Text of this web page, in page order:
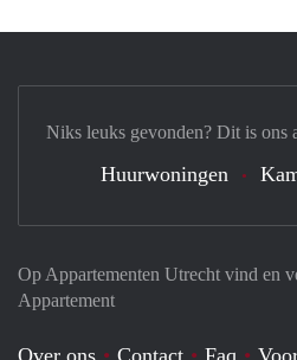
Op Appartementen Utrecht vind en
Appartement
Over ons Contact Faq
Niks leuks gevonden? Dit is ons
Huurwoningen